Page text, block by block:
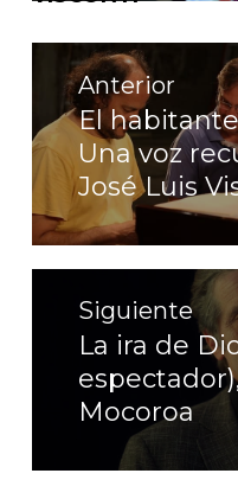
Navegación
entradas
Anterior
Entrada
anterior:
El
Una voz
José Luis
Siguiente
Entrada
siguiente:
La ira de
Mocoroa